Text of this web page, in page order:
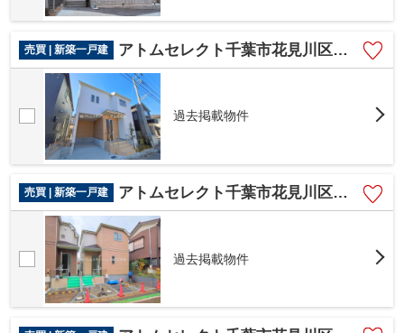
売買 | 新築一戸建 アトムセレクト千葉市花見川区浪花町910番 A号棟
過去掲載物件
売買 | 新築一戸建 アトムセレクト千葉市花見川区柏井１丁目1660番 A号棟
過去掲載物件